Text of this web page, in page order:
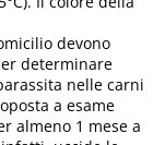
devono
determinare
nelle carni
a esame
almeno 1 mese a